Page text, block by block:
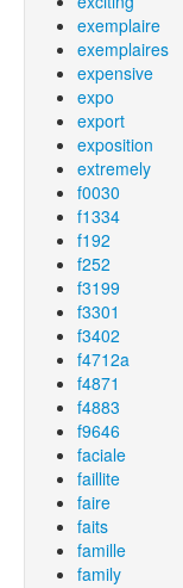
exemplaire
exemplaires
expensive
expo
export
exposition
extremely
f0030
f1334
f192
f252
f3199
f3301
f3402
f4712a
f4871
f4883
f9646
faciale
faillite
faire
faits
famille
family